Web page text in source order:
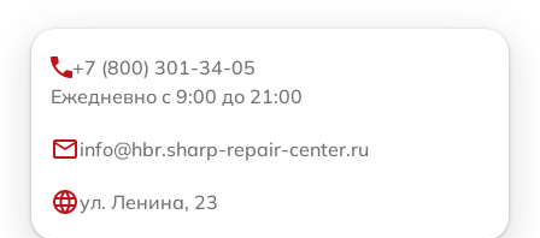
+7 (800) 301-34-05
Ежедневно с 9:00 до 21:00
info@hbr.sharp-repair-center.ru
ул. Ленина, 23